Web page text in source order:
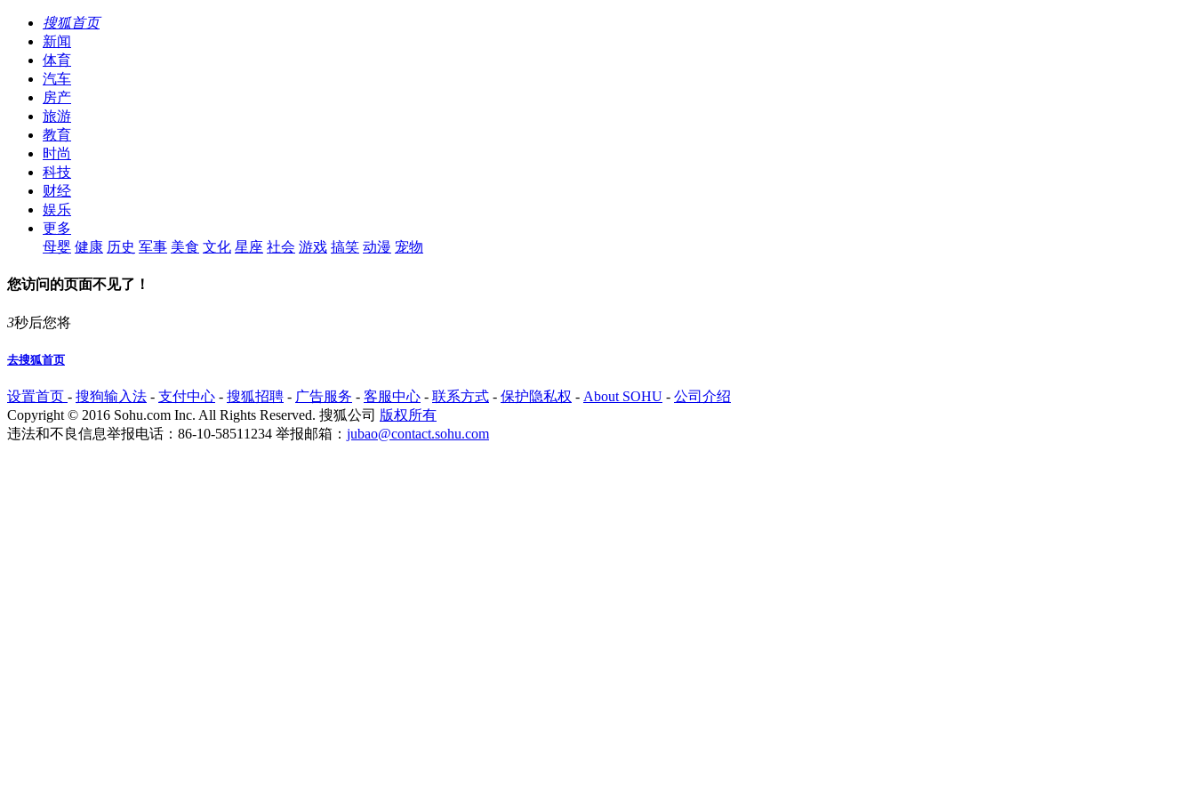
搜狐首页
新闻
体育
汽车
房产
旅游
教育
时尚
科技
财经
娱乐
更多
母婴 健康 历史 军事 美食 文化 星座 社会 游戏 搞笑 动漫 宠物
您访问的页面不见了！
3秒后您将
去搜狐首页
设置首页 - 搜狗输入法 - 支付中心 - 搜狐招聘 - 广告服务 - 客服中心 - 联系方式 - 保护隐私权 - About SOHU - 公司介绍
Copyright © 2016 Sohu.com Inc. All Rights Reserved. 搜狐公司 版权所有
违法和不良信息举报电话：86-10-58511234 举报邮箱： jubao@contact.sohu.com